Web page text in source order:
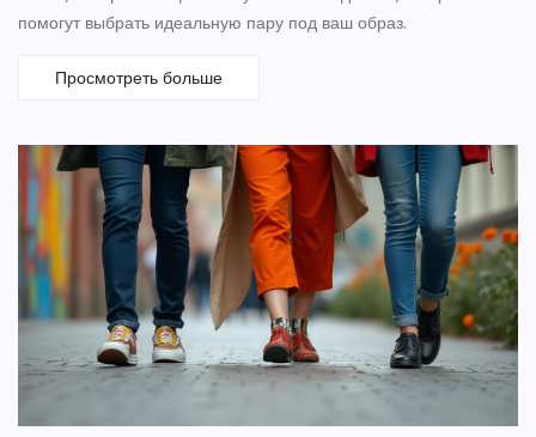
помогут выбрать идеальную пару под ваш образ.
Просмотреть больше